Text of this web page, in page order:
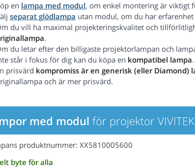
en lampa med modul, om enkel montering är viktigt
separat glödlampa utan modul, om du har
du vill ha maximal projekteringskvalitet och
.
du letar efter den billigaste projektorlampan och
står i fokus för dig kan du köpa en kompatibel lampa.
prisvärd kompromiss är en generisk (eller Diamond)
och är mer prisvärd.
med modul för projektor
produktnummer: XX5810005600
byte för alla